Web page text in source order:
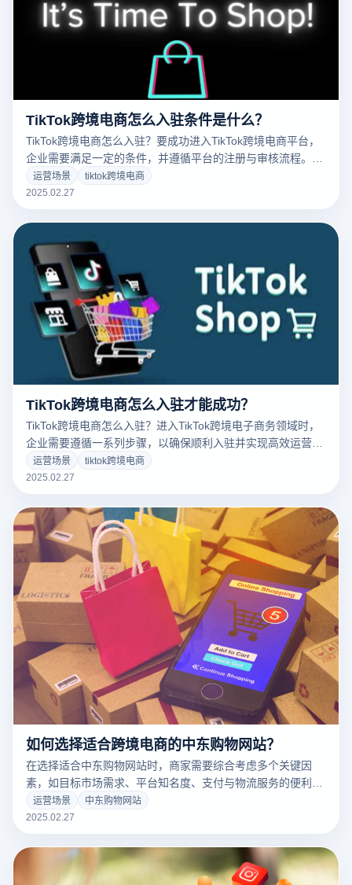
TikTok跨境电商怎么入驻条件是什么？
TikTok跨境电商怎么入驻？要成功进入TikTok跨境电商平台，
企业需要满足一定的条件，并遵循平台的注册与审核流程。以
下是TikTok跨境电商的主要入驻条件、申请步骤，以及如何通
过云登电商浏览器提升成功率和运营效率的优化措施。
运营场景
tiktok跨境电商
2025.02.27
TikTok跨境电商怎么入驻才能成功？
TikTok跨境电商怎么入驻？进入TikTok跨境电子商务领域时，
企业需要遵循一系列步骤，以确保顺利入驻并实现高效运营。
作为全球领先的短视频平台，TikTok为跨境电商商家提供了巨
大的市场机遇，但也存在一些入驻要求和运营挑战。以下是通
骤：
运营场景
tiktok跨境电商
2025.02.27
如何选择适合跨境电商的中东购物网站？
在选择适合中东购物网站时，商家需要综合考虑多个关键因
素，如目标市场需求、平台知名度、支付与物流服务的便利
性，以及是否支持跨境销售等。随着中东电子商务市场日益多
元化，商家应根据自身产品类型、运营需求和目标消费者的特
运营场景
中东购物网站
2025.02.27